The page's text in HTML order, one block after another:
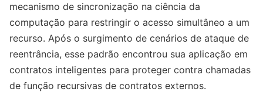
mecanismo de sincronização na ciência da
computação para restringir o acesso simultâneo a um
recurso. Após o surgimento de cenários de ataque de
reentrância, esse padrão encontrou sua aplicação em
contratos inteligentes para proteger contra chamadas
de função recursivas de contratos externos.